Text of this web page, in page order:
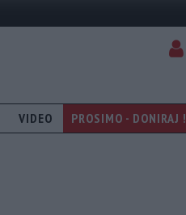
VIDEO PROSIMO - DONIRAJ !